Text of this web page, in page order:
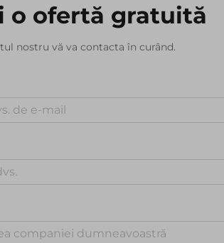
o ofertă gratuită
nostru vă va contacta în curând.